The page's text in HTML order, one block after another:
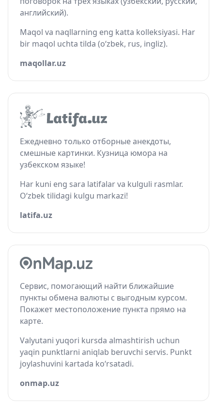
английский).
Maqol va naqllarning eng katta kolleksiyasi. Har
bir maqol uchta tilda (o‘zbek, rus, ingliz).
maqollar.uz
Ежедневно только отборные анекдоты,
смешные картинки. Кузница юмора на
узбекском языке!
Har kuni eng sara latifalar va kulguli rasmlar.
O‘zbek tilidagi kulgu markazi!
latifa.uz
Сервис, помогающий найти ближайшие
пункты обмена валюты с выгодным курсом.
Покажет местоположение пункта прямо на
карте.
Valyutani yuqori kursda almashtirish uchun
yaqin punktlarni aniqlab beruvchi servis. Punkt
joylashuvini kartada ko‘rsatadi.
onmap.uz